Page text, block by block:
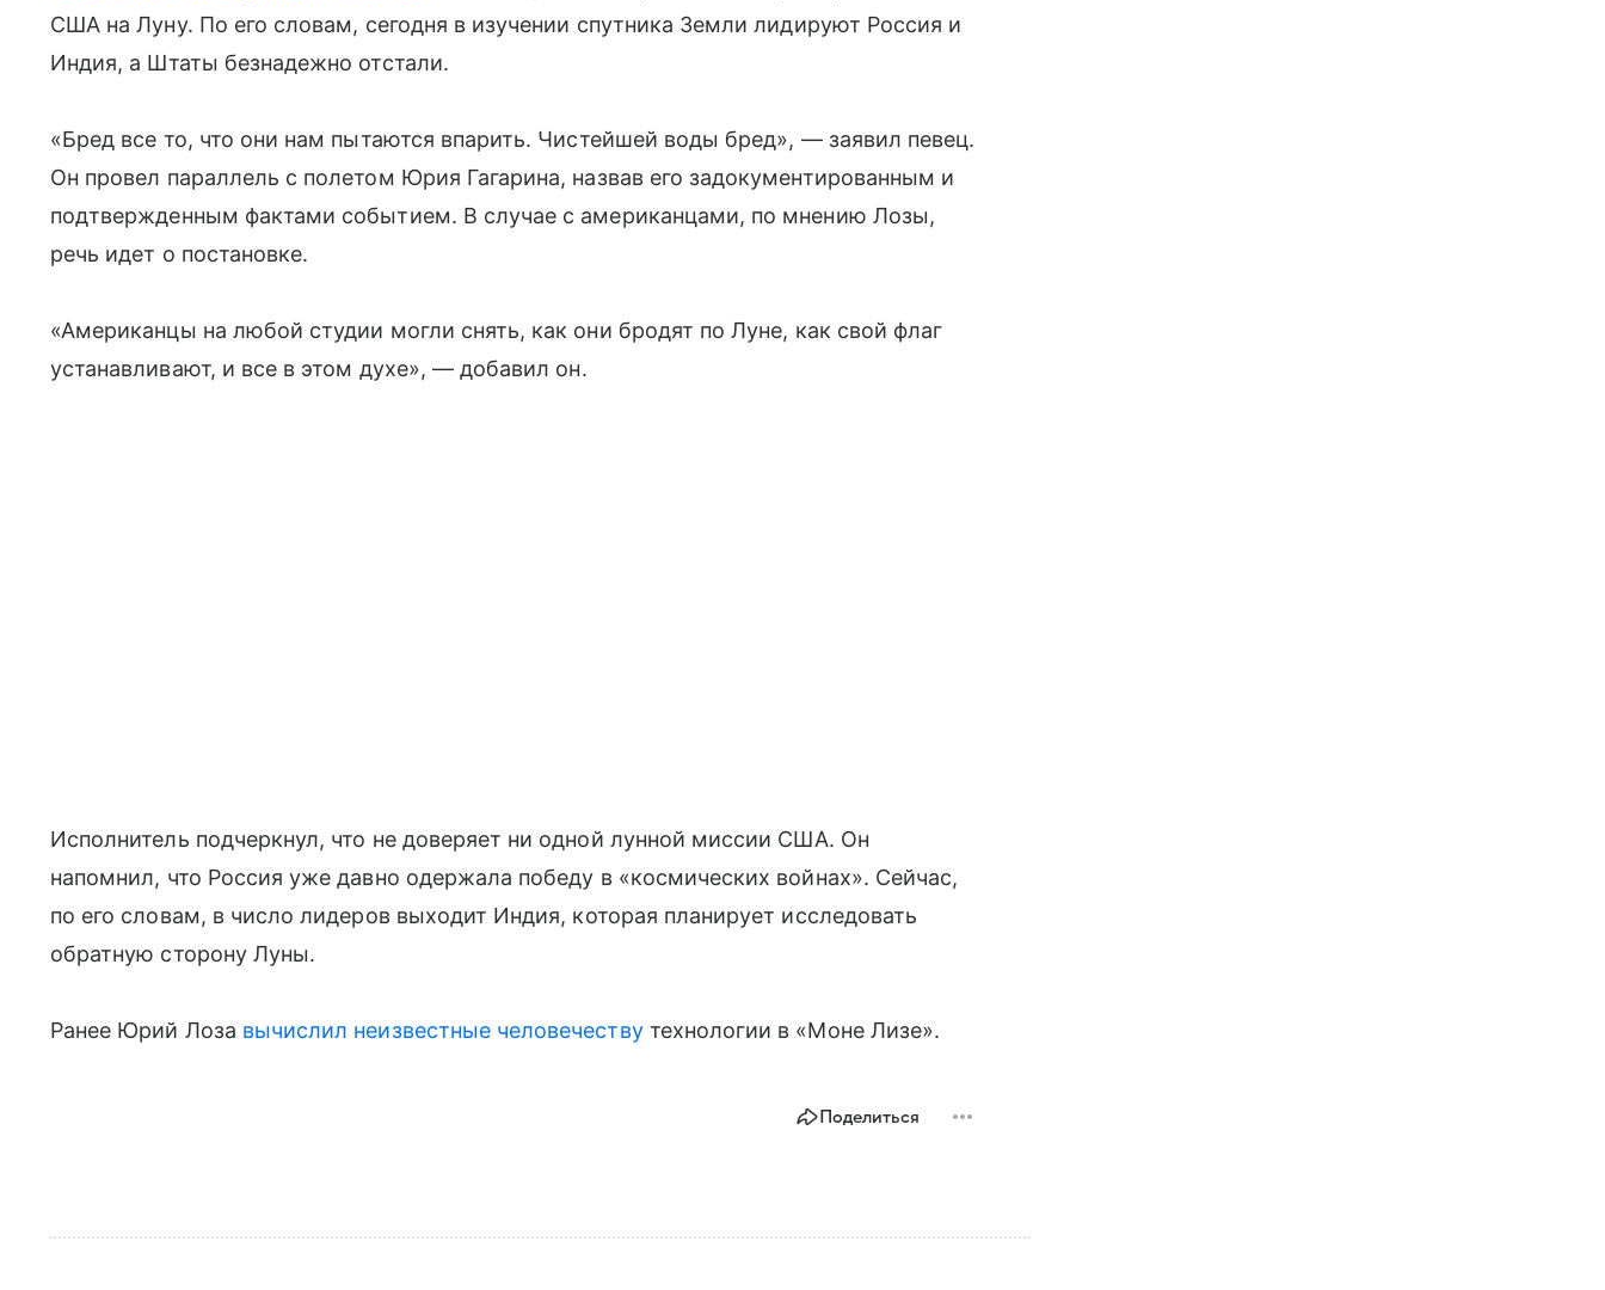
США на Луну. По его словам, сегодня в изучении спутника Земли лидируют Россия и
Индия, а Штаты безнадежно отстали.
«Бред все то, что они нам пытаются впарить. Чистейшей воды бред», — заявил певец.
Он провел параллель с полетом Юрия Гагарина, назвав его задокументированным и
подтвержденным фактами событием. В случае с американцами, по мнению Лозы,
речь идет о постановке.
«Американцы на любой студии могли снять, как они бродят по Луне, как свой флаг
устанавливают, и все в этом духе», — добавил он.
Исполнитель подчеркнул, что не доверяет ни одной лунной миссии США. Он
напомнил, что Россия уже давно одержала победу в «космических войнах». Сейчас,
по его словам, в число лидеров выходит Индия, которая планирует исследовать
обратную сторону Луны.
Ранее Юрий Лоза вычислил неизвестные человечествутехнологии в «Моне Лизе».
Поделиться